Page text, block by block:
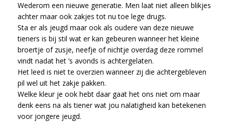
Wederom een nieuwe generatie. Men laat niet alleen blikjes
achter maar ook zakjes tot nu toe lege drugs.
Sta er als jeugd maar ook als oudere van deze nieuwe
tieners is bij stil wat er kan gebeuren wanneer het kleine
broertje of zusje, neefje of nichtje overdag deze rommel
vindt nadat het ’s avonds is achtergelaten.
Het leed is niet te overzien wanneer zij die achtergebleven
pil wel uit het zakje pakken.
Welke kleur je ook hebt daar gaat het ons niet om maar
denk eens na als tiener wat jou nalatigheid kan betekenen
voor jongere jeugd.